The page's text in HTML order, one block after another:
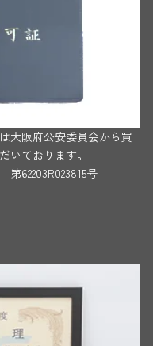
大阪府公安委員会から買
いております。
62203R023815号